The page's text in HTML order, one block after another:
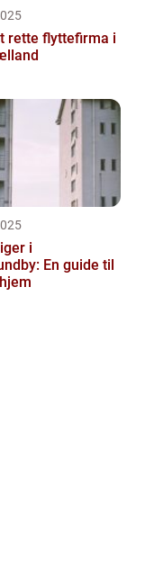
rette flyttefirma i
i
En guide til